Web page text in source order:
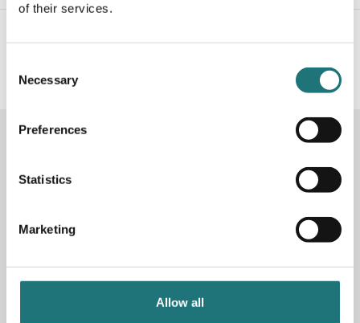
of their services.
Selection
Necessary
Preferences
Statistics
Marketing
Allow all
Söndag: 11-17